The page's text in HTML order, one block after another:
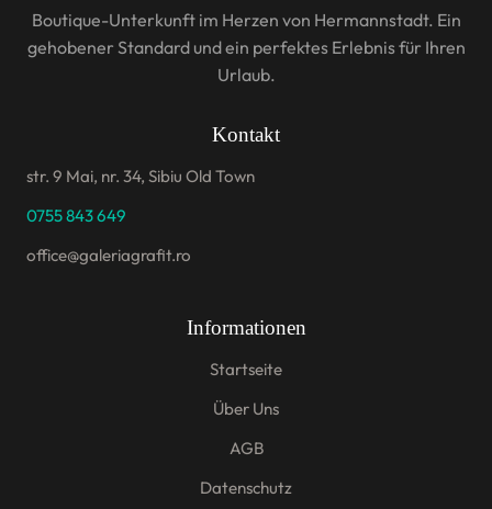
Boutique-Unterkunft im Herzen von Hermannstadt. Ein
gehobener Standard und ein perfektes Erlebnis für Ihren
Urlaub.
Kontakt
str. 9 Mai, nr. 34, Sibiu Old Town
0755 843 649
office@galeriagrafit.ro
Informationen
Startseite
Über Uns
AGB
Datenschutz